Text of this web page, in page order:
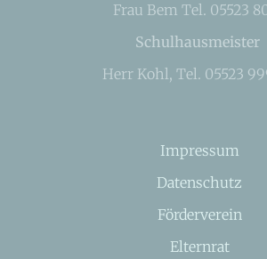
Frau Bem Tel. 05523
Schulhausmeister
Herr Kohl, Tel. 05523
Impressum
Datenschutz
Förderverein
Elternrat